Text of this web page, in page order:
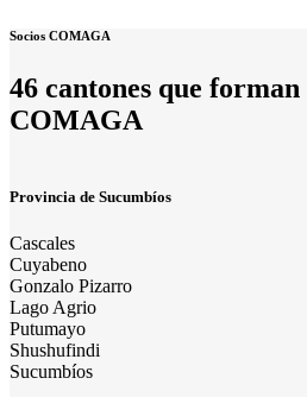
Socios COMAGA
46 cantones que
COMAGA
Provincia de Sucumbíos
Cascales
Cuyabeno
Gonzalo Pizarro
Lago Agrio
Putumayo
Shushufindi
Sucumbíos